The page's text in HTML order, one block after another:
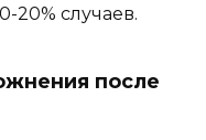
20% случаев.
после